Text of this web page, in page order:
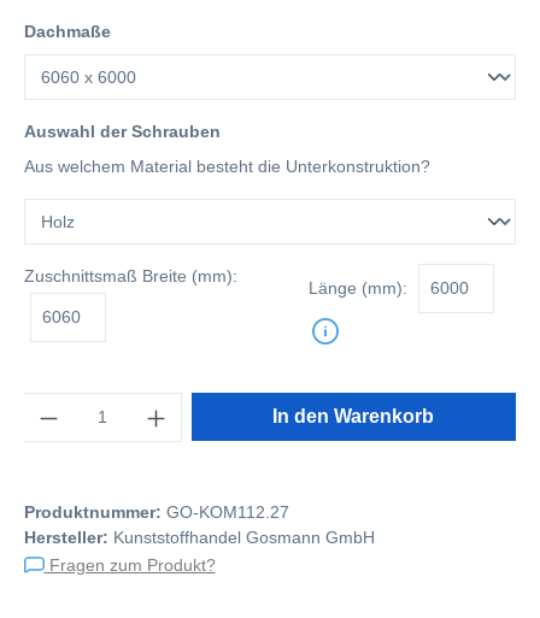
Dachmaße
Auswahl der Schrauben
Aus welchem Material besteht die Unterkonstruktion?
Zuschnittsmaß Breite (mm):
Länge (mm):
In den Warenkorb
Produktnummer: GO-KOM112.27
Hersteller: Kunststoffhandel Gosmann GmbH
Fragen zum Produkt?